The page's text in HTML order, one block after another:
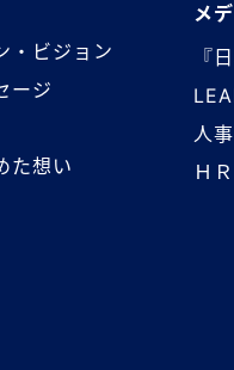
・ビジョン
ージ
た想い
メ
『
人
Ｈ